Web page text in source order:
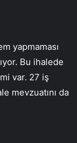
yapmaması
Bu ihalede
var. 27 iş
mevzuatını da